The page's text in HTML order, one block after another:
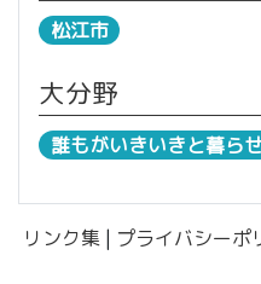
松江市
大分野
誰もがいきいきと暮ら
リンク集 | プライバシーポ